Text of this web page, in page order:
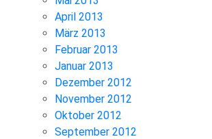
April 2013
März 2013
Februar 2013
Januar 2013
Dezember 2012
November 2012
Oktober 2012
September 2012